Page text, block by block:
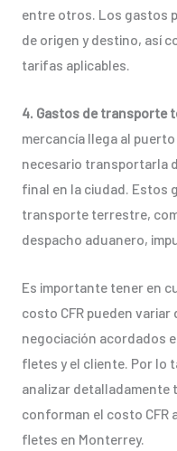
entre otros. Los gastos
de origen y destino, así
tarifas aplicables.
4. Gastos de transporte
mercancía llega al
necesario transportarla
final en la ciudad. Estos
transporte terrestre,
despacho aduanero,
Es importante tener en
costo CFR pueden
negociación acordados
fletes y el cliente. Por lo
analizar detalladamente
conforman el costo
fletes en Monterrey.